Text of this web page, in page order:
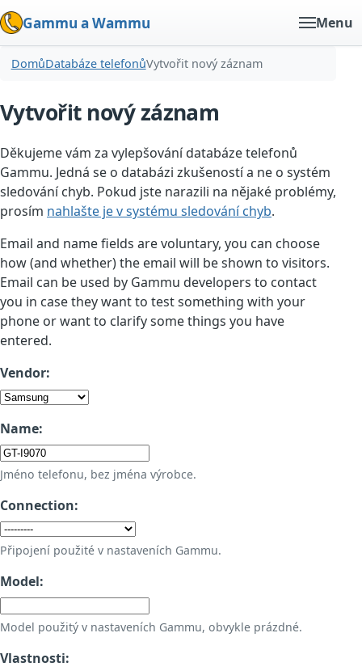
Gammu a Wammu Menu
DomůDatabáze telefonůVytvořit nový záznam
Vytvořit nový záznam
Děkujeme vám za vylepšování databáze telefonů
Gammu. Jedná se o databázi zkušeností a ne o systém
sledování chyb. Pokud jste narazili na nějaké problémy,
prosím nahlašte je v systému sledování chyb.
Email and name fields are voluntary, you can choose
how (and whether) the email will be shown to visitors.
Email can be used by Gammu developers to contact
you in case they want to test something with your
phone or want to clarify some things you have
entered.
Vendor:
Name:
Jméno telefonu, bez jména výrobce.
Connection:
Připojení použité v nastaveních Gammu.
Model:
Model použitý v nastaveních Gammu, obvykle prázdné.
Vlastnosti: